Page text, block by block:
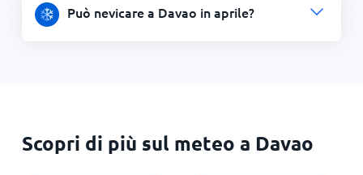
Può nevicare a Davao in aprile?
Scopri di più sul meteo a Davao